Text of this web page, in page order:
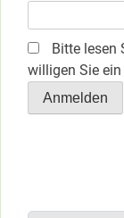
Bitte lesen
willigen Sie